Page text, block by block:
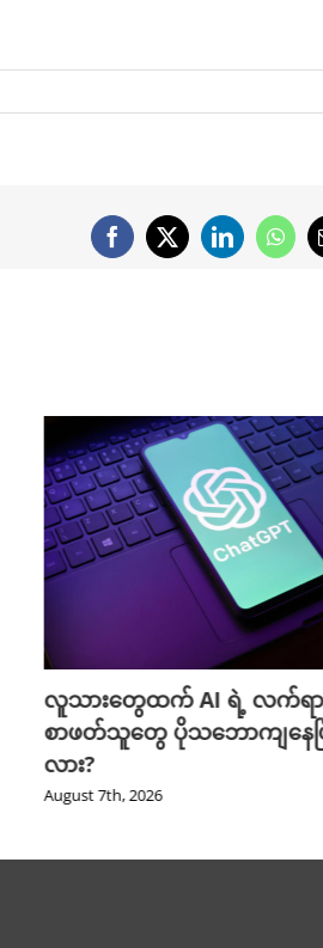
Facebook
X LinkedIn
လူသားတွေထက် AI ရဲ့ လက်ရ
စာဖတ်သူတွေ ပိုသဘောကျနေပ
လား?
August 7th, 2026